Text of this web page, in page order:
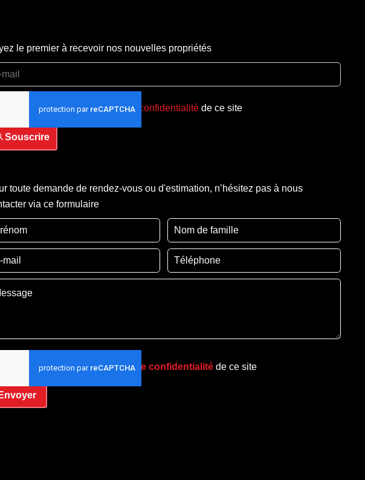
le premier à recevoir nos nouvelles propriétés
J’ai lu et j'accepte lapolitique de confidentialité de ce site
Souscrire
toute demande de rendez-vous ou d'estimation, n’hésitez pas à nous
via ce formulaire
J’ai lu et j'accepte lapolitique de confidentialité de ce site
Envoyer